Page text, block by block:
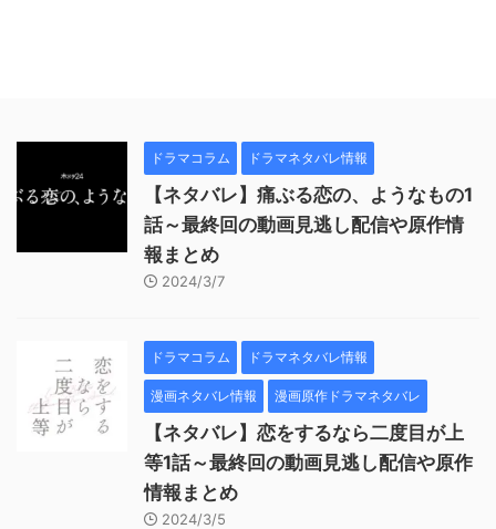
ドラマコラム ドラマネタバレ情報
【ネタバレ】痛ぶる恋の、ようなもの1
話～最終回の動画見逃し配信や原作情
報まとめ
2024/3/7
ドラマコラム ドラマネタバレ情報
漫画ネタバレ情報 漫画原作ドラマネタバレ
【ネタバレ】恋をするなら二度目が上
等1話～最終回の動画見逃し配信や原作
情報まとめ
2024/3/5